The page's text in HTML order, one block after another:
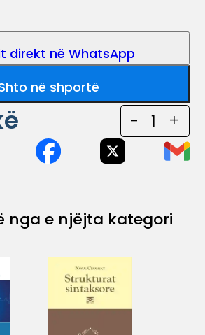
direkt në WhatsApp
në shportë
- 1 +
nga e njëjta kategori